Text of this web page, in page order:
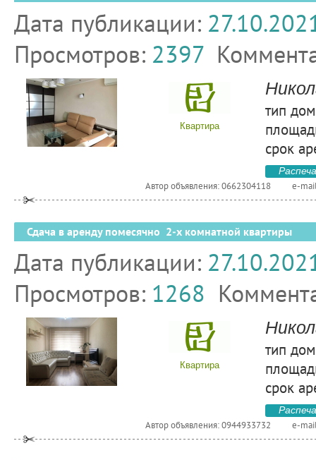
Дата публикации:
Просмотров: 2397
Квартира
тип
срок
Автор объявления: 0662304118 e-
Сдача в аренду помесячно 2-х комнатной квартиры
Дата публикации:
Просмотров: 1268
Квартира
тип
срок
Автор объявления: 0944933732 e-